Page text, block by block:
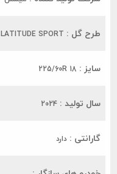
طرح گل : LATITUDE SPORT
سایز : 225/60R 18
سال تولید : 2024
گارانتی : دارد